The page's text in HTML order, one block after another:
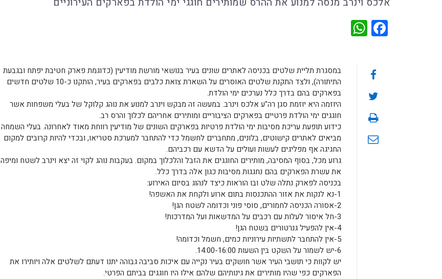
Facebook
במסגרת תליית שלטים בכניסה לאתרים שונים בעיר בנושאי מורשת מודיעין (כדוגמת פארק חטיבת יפתח ובגבעת
התיתורה), ולצד התקנת שלטים האוסרים על השארת צואת כלבים בפארקים בעיר, הותקנו כ-10 שלטים חדשים
בפארקים בהם בדרך כלל נערכים ימי הולדת.
היוזמה היא יוזמת סגן רה"ע אלכס וינרב. במעשה זה מבקש וינרב למנוע את נוהג קלוקל של בעלי משפחות אשר
חוגגים ימי הולדת פרטיים בפארקים הציבוריים ומותירים אחריהם לכלוך והרס רב.
כידוע תופעת עריכת מסיבות ימי הולדת פרטיות בפארקים השונים של מודיעין רווחת מאוד לאחרונה. בעלי השמחה
מביאים לאתרים קישוטים, בלונים, מתחברים לחשמל כדי להתחבר למערכת סטריאו, ובכדי להיות קרובים למקום
החגיגה אף מפליגים לעשות ועולים על הדשא עם רכביהם.
גרוע מכל, בסוף המסיבה, מותירים החוגגים את הזבל והלכלוך במקום. בעקבות נוהג לקוי זה יצא וינרב לשטח ומיפה
את עשרת הפארקים בהם נחגגות מסיבות כגון אלה בדרך כלל.
בכניסה לפארק נתלה שלט ובו הוראות כיצד לנהוג בסיום האירוע:
1-נא לנקות את אזור ההתכנסות בתום ארוע ולקחת את האשפה!
2-אסורה הכניסה לחמורים, סוסי פוני וכדומה לשטח הגן!
3-חל איסור לעלות עם רכבים על המדשאות ועל המדרכות!
4-אין להפעיל גנרטורים בשטח הגן!
5-אין להתחבר לתשתיות עירוניות כמים, חשמל וכדומה!
6-יש לשמור על השקט בין השעות 14:00-16:00.
יש לקוות כי תושבי העיר אשר חושקים בעיר נקייה עם איכות סביבה גבוהה יתנו דעתם לשלטים אלה ויותירו את
הפארקים כפי שהיו מותירים את גינותיהם שלהם אילו היו חוגגים בביתם הפרטי.